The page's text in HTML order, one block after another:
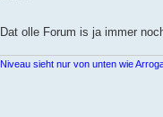
Dat olle Forum is ja immer
Niveau sieht nur von unten wie